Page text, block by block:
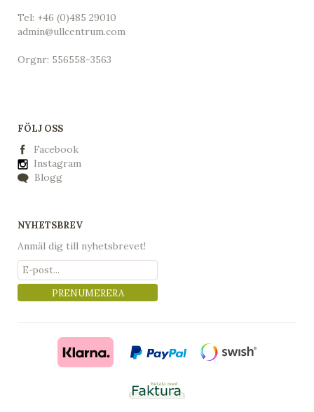
Tel: +46 (0)485 29010
admin@ullcentrum.com
Orgnr: 556558-3563
FÖLJ OSS
Facebook
Instagram
Blogg
NYHETSBREV
Anmäl dig till nyhetsbrevet!
PRENUMERERA